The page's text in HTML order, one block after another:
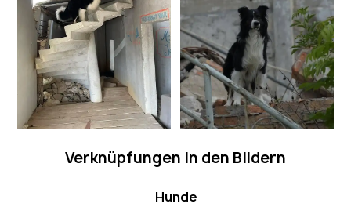
Verknüpfungen in den Bildern
Hunde